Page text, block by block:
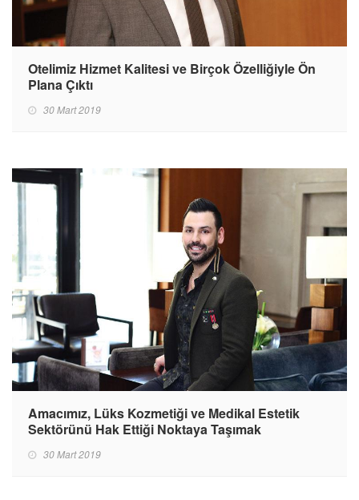
Otelimiz Hizmet Kalitesi ve Birçok Özelliğiyle Ön
Plana Çıktı
30 Mart 2019
Amacımız, Lüks Kozmetiği ve Medikal Estetik
Sektörünü Hak Ettiği Noktaya Taşımak
30 Mart 2019